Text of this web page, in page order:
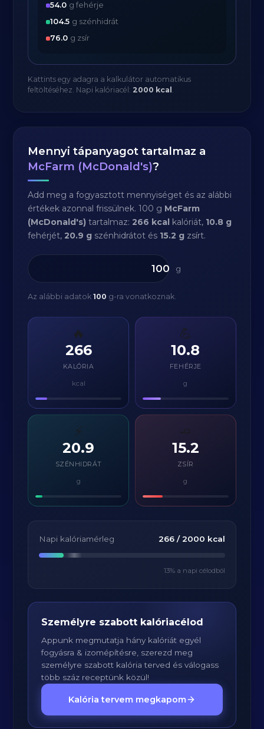
54.0 g fehérje
104.5 g szénhidrát
76.0 g zsír
Kattints egy adagra a kalkulátor automatikus
feltöltéséhez. Napi kalóriacél:2000 kcal .
Mennyi tápanyagot tartalmaz a
McFarm (McDonald's)?
Add meg a fogyasztott mennyiséget és az alábbi
értékek azonnal frissülnek. 100 g McFarm
(McDonald's) tartalmaz:266 kcal kalóriát, 10.8 g
fehérjét,20.9 g szénhidrátot és 15.2 g zsírt.
g
Az alábbi adatok100 g-ra vonatkoznak.
🔥
266
KALÓRIA
kcal
💪
10.8
FEHÉRJE
g
⚡
20.9
SZÉNHIDRÁT
g
15.2
ZSÍR
g
Napi kalóriamérleg 266/ 2000 kcal
13% a napi célodból
Személyre szabott kalóriacélod
Appunk megmutatja hány kalóriát egyél
fogyásra & izomépítésre, szerezd meg
személyre szabott kalória terved és válogass
több száz receptünk közül!
Kalória tervem megkapom